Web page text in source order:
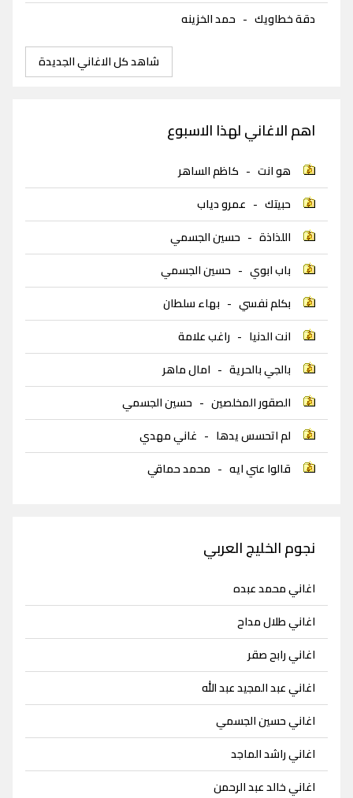
دقة خطاويك - حمد الخزينه
شاهد كل الاغاني الجديدة
اهم الاغاني لهذا الاسبوع
هو انت - كاظم الساهر
حبيتك - عمرو دياب
اللذاذة - حسين الجسمي
باب ابوي - حسين الجسمي
بكلم نفسي - بهاء سلطان
انت الدنيا - راغب علامة
بالجي بالحرية - امال ماهر
الصقور المخلصين - حسين الجسمي
لم اتحسس يدها - غاني مهدي
قالوا عني ايه - محمد حماقي
نجوم الخليج العربي
اغاني محمد عبده
اغاني طلال مداح
اغاني رابح صقر
اغاني عبد المجيد عبد الله
اغاني حسين الجسمي
اغاني راشد الماجد
اغاني خالد عبد الرحمن